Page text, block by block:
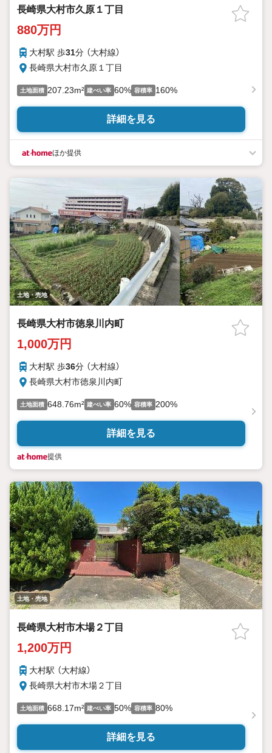
長崎県大村市久原１丁目
880万円
大村駅 歩31分 （大村線）
長崎県大村市久原１丁目
土地面積 207.23m² 建ぺい率 60% 容積率 160%
詳細を見る
ほか提供
土地・売地
長崎県大村市徳泉川内町
1,000万円
大村駅 歩36分 （大村線）
長崎県大村市徳泉川内町
土地面積 648.76m² 建ぺい率 60% 容積率 200%
詳細を見る
提供
土地・売地
長崎県大村市木場２丁目
1,200万円
大村駅 （大村線）
長崎県大村市木場２丁目
土地面積 668.17m² 建ぺい率 50% 容積率 80%
詳細を見る